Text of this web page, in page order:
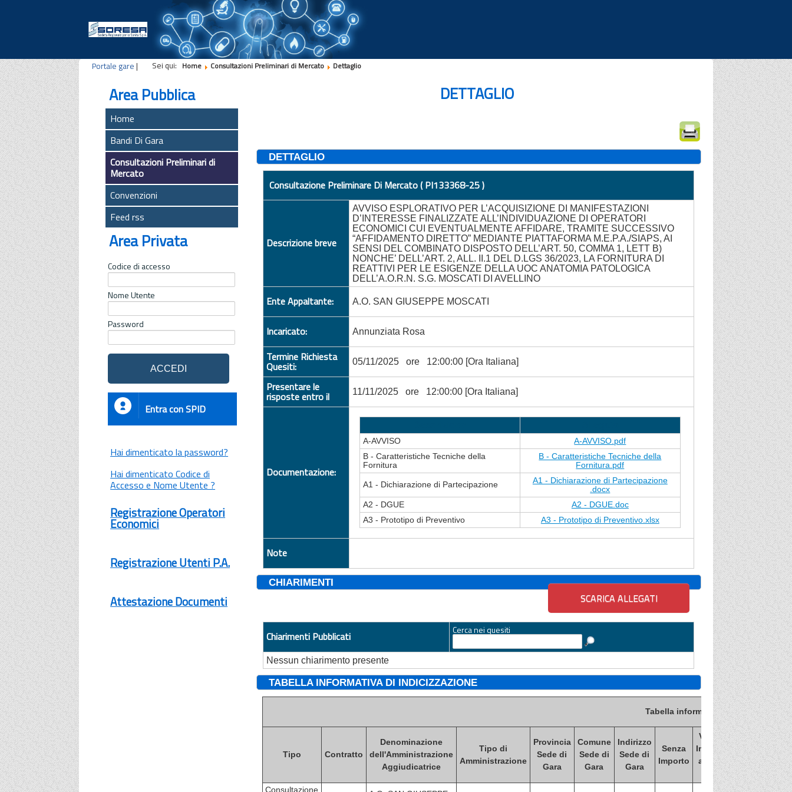
Portale gare | Sei qui: Home Consultazioni Preliminari di Mercato Dettaglio
Area Pubblica
Home
Bandi Di Gara
Consultazioni Preliminari di
Mercato
Convenzioni
Feed rss
Area Privata
Codice di accesso
Nome Utente
Password
Entra con SPID
Hai dimenticato la password?
Hai dimenticato Codice di
Accesso e Nome Utente ?
Registrazione Operatori
Economici
Registrazione Utenti P.A.
Attestazione Documenti
DETTAGLIO
DETTAGLIO
Consultazione Preliminare Di Mercato ( PI133368-25 )
Descrizione breve
AVVISO ESPLORATIVO PER L’ACQUISIZIONE DI MANIFESTAZIONI
D’INTERESSE FINALIZZATE ALL’INDIVIDUAZIONE DI OPERATORI
ECONOMICI CUI EVENTUALMENTE AFFIDARE, TRAMITE SUCCESSIVO
“AFFIDAMENTO DIRETTO” MEDIANTE PIATTAFORMA M.E.P.A./SIAPS, AI
SENSI DEL COMBINATO DISPOSTO DELL’ART. 50, COMMA 1, LETT B)
NONCHE’ DELL’ART. 2, ALL. II.1 DEL D.LGS 36/2023, LA FORNITURA DI
REATTIVI PER LE ESIGENZE DELLA UOC ANATOMIA PATOLOGICA
DELL’A.O.R.N. S.G. MOSCATI DI AVELLINO
Ente Appaltante: A.O. SAN GIUSEPPE MOSCATI
Incaricato: Annunziata Rosa
Termine Richiesta
Quesiti: 05/11/2025 ore 12:00:00 [Ora Italiana]
Presentare le
risposte entro il 11/11/2025 ore 12:00:00 [Ora Italiana]
Documentazione:
A-AVVISO
A-AVVISO.pdf
B - Caratteristiche Tecniche della
Fornitura
B - Caratteristiche Tecniche della
Fornitura.pdf
A1 - Dichiarazione di Partecipazione
A1 - Dichiarazione di Partecipazione
.docx
A2 - DGUE
A2 - DGUE.doc
A3 - Prototipo di Preventivo
A3 - Prototipo di Preventivo.xlsx
Note
CHIARIMENTI
Chiarimenti Pubblicati Cerca nei quesiti
Nessun chiarimento presente
TABELLA INFORMATIVA DI INDICIZZAZIONE
Tabella informativa
Tipo Contratto
Denominazione
dell'Amministrazione
Aggiudicatrice
Tipo di
Amministrazione
Provincia
Sede di
Gara
Comune
Sede di
Gara
Indirizzo
Sede di
Gara
Senza
Importo
Valore
Importo
a base
asta
Valore
di
Consultazione